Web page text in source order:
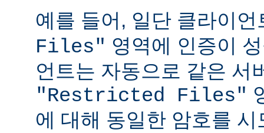
예를 들어, 일단 클라이
Files" 영역에 인증이
언트는 자동으로 같은 서
"Restricted Files"
에 대해 동일한 암호를